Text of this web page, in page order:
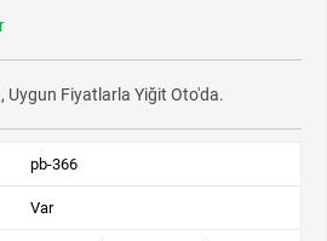
Uygun Fiyatlarla Yiğit Oto'da.
pb-366
Var